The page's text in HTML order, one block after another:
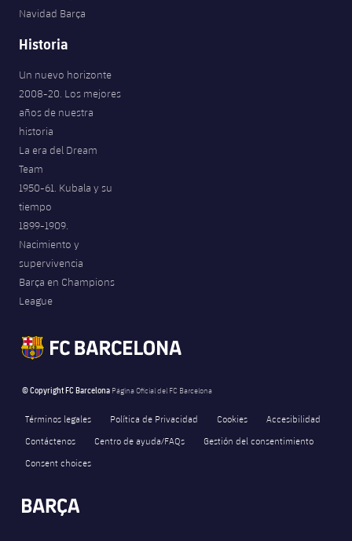
Navidad Barça
Historia
Un nuevo horizonte
2008-20. Los mejores
años de nuestra
historia
La era del Dream
Team
1950-61. Kubala y su
tiempo
1899-1909.
Nacimiento y
supervivencia
Barça en Champions
League
© Copyright FC Barcelona Página Oficial del FC Barcelona
Términos legales Política de Privacidad Cookies
Accesibilidad
Contáctenos
Centro de ayuda/FAQs
Gestión del consentimiento
Consent choices